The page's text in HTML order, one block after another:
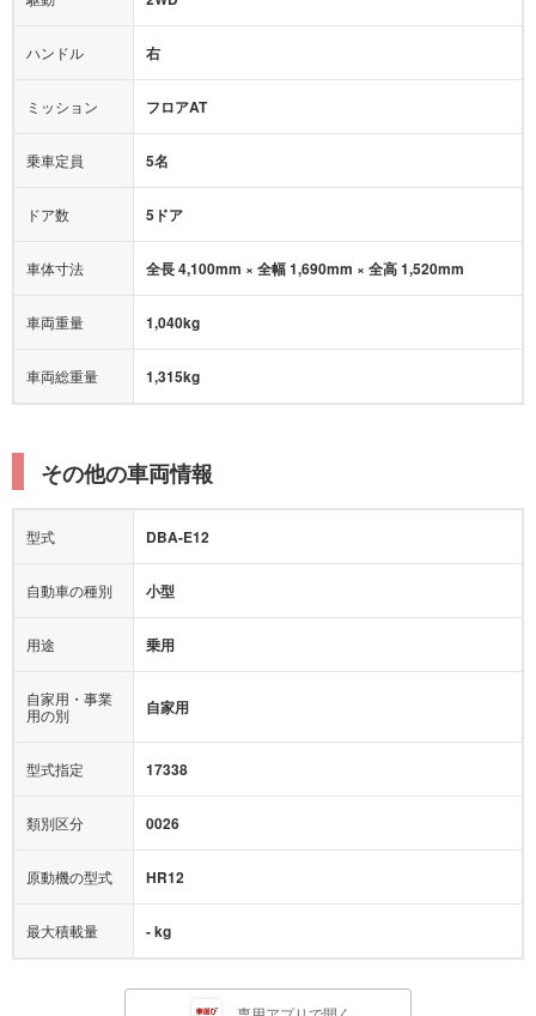
アダプティブクルーズコントロール
ヒルディセントコントロール
オートマチックハイビーム
ハンドル 右
ミッション フロアAT
乗車定員 5名
ドア数 5ドア
車体寸法 全長 4,100mm × 全幅 1,690mm × 全高 1,520mm
車両重量 1,040kg
車両総重量 1,315kg
その他の車両情報
型式 DBA-E12
自動車の種別 小型
用途 乗用
自家用・事業
用の別
自家用
型式指定 17338
類別区分 0026
原動機の型式 HR12
最大積載量 - kg